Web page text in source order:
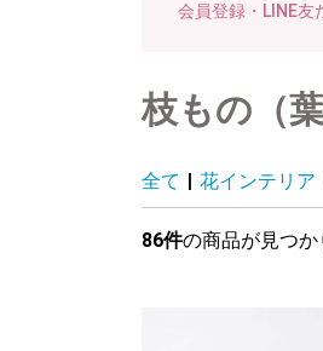
会員登録・LINE友
枝もの（葉
全て | 花インテリア
86件の商品が見つか